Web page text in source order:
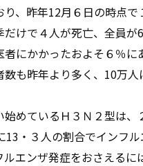
、昨年12月６日の時点
けで４人が死亡、全員が
にかかったおよそ６％
も昨年より多く、10万
めているＨ３Ｎ２型は
13・３人の割合でインフ
ルエンザ発症をおさえる